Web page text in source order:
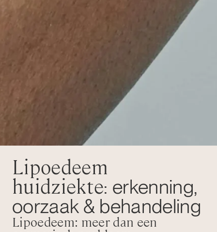
Lipoedeem
huidziekte: erkenning,
oorzaak & behandeling
Lipoedeem: meer dan een